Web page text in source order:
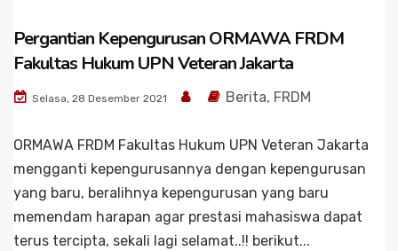
Pergantian Kepengurusan ORMAWA FRDM
Fakultas Hukum UPN Veteran Jakarta
Selasa, 28 Desember 2021 Berita, FRDM
ORMAWA FRDM Fakultas Hukum UPN Veteran Jakarta
mengganti kepengurusannya dengan kepengurusan
yang baru, beralihnya kepengurusan yang baru
memendam harapan agar prestasi mahasiswa dapat
terus tercipta, sekali lagi selamat..!! berikut...